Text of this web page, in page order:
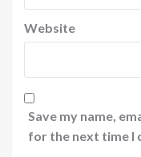
Website
Save my name,
for the next time I